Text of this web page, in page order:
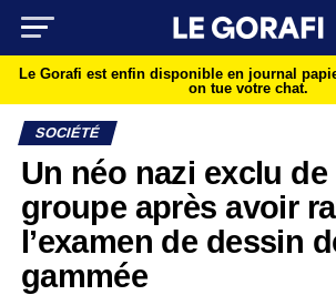
Le Gorafi est enfin disponible en journal
on tue votre chat.
SOCIÉTÉ
Un néo nazi exclu de
groupe après avoir
l’examen de dessin
gammée